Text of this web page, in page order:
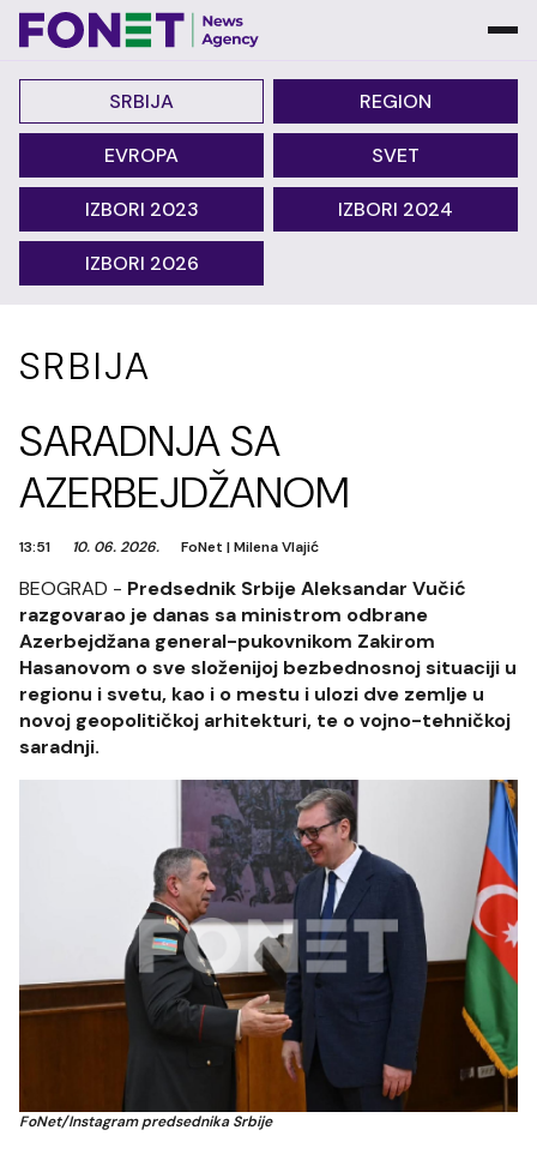
SRBIJA REGION
EVROPA SVET
IZBORI 2023 IZBORI 2024
IZBORI 2026
SRBIJA
SARADNJA SA
AZERBEJDŽANOM
13:51 10. 06. 2026. FoNet |Milena Vlajić
BEOGRAD - Predsednik Srbije Aleksandar Vučić
razgovarao je danas sa ministrom odbrane
Azerbejdžana general-pukovnikom Zakirom
Hasanovom o sve složenijoj bezbednosnoj situaciji u
regionu i svetu, kao i o mestu i ulozi dve zemlje u
novoj geopolitičkoj arhitekturi, te o vojno-tehničkoj
saradnji.
FoNet/Instagram predsednika Srbije